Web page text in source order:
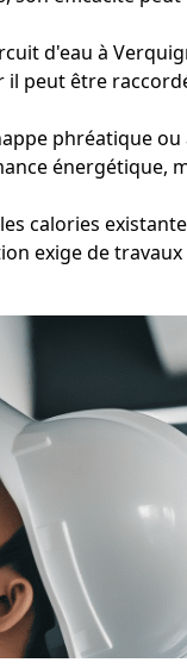
d'eau à
peut être
phréatique ou
énergétique,
calories
exige de